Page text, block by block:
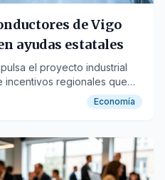
de Vigo
ayudas estatales
el proyecto industrial
incentivos regionales que
Economía